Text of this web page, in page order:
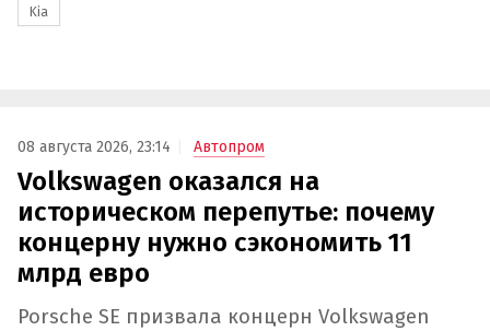
Kia
08 августа 2026, 23:14 Автопром
Volkswagen оказался на
историческом перепутье: почему
концерну нужно сэкономить 11
млрд евро
Porsche SE призвала концерн Volkswagen